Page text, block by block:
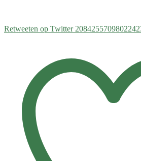
Retweeten op Twitter